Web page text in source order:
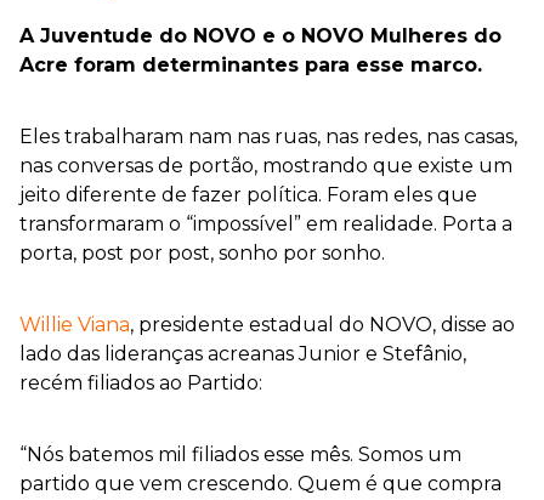
A Juventude do NOVO e o NOVO Mulheres do
Acre foram determinantes para esse marco.
Eles trabalharam nam nas ruas, nas redes, nas casas,
nas conversas de portão, mostrando que existe um
jeito diferente de fazer política. Foram eles que
transformaram o “impossível” em realidade. Porta a
porta, post por post, sonho por sonho.
Willie Viana, presidente estadual do NOVO, disse ao
lado das lideranças acreanas Junior e Stefânio,
recém filiados ao Partido:
“Nós batemos mil filiados esse mês. Somos um
partido que vem crescendo. Quem é que compra